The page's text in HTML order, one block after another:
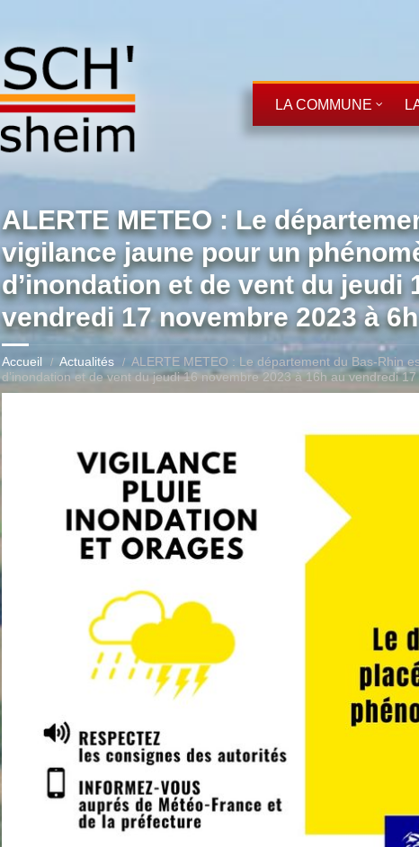
LA COMMUNE
ALERTE METEO : Le
vigilance jaune pour un
d’inondation et de vent du jeudi
vendredi 17 novembre 2023 à 6h
Accueil Actualités
ALERTE METEO : Le département du Bas-Rhin
d’inondation et de vent du jeudi 16 novembre 2023 à 16h au vendredi